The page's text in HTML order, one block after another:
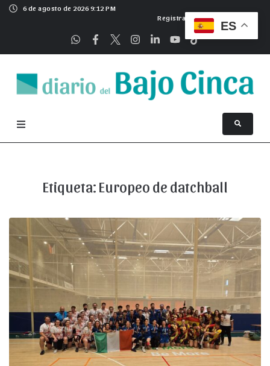
6 de agosto de 2026 9:12 PM
Registrarse
Etiqueta: Europeo de datchball
ES